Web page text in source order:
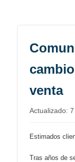
venta
Actualizado:
Estimados
Tras años de